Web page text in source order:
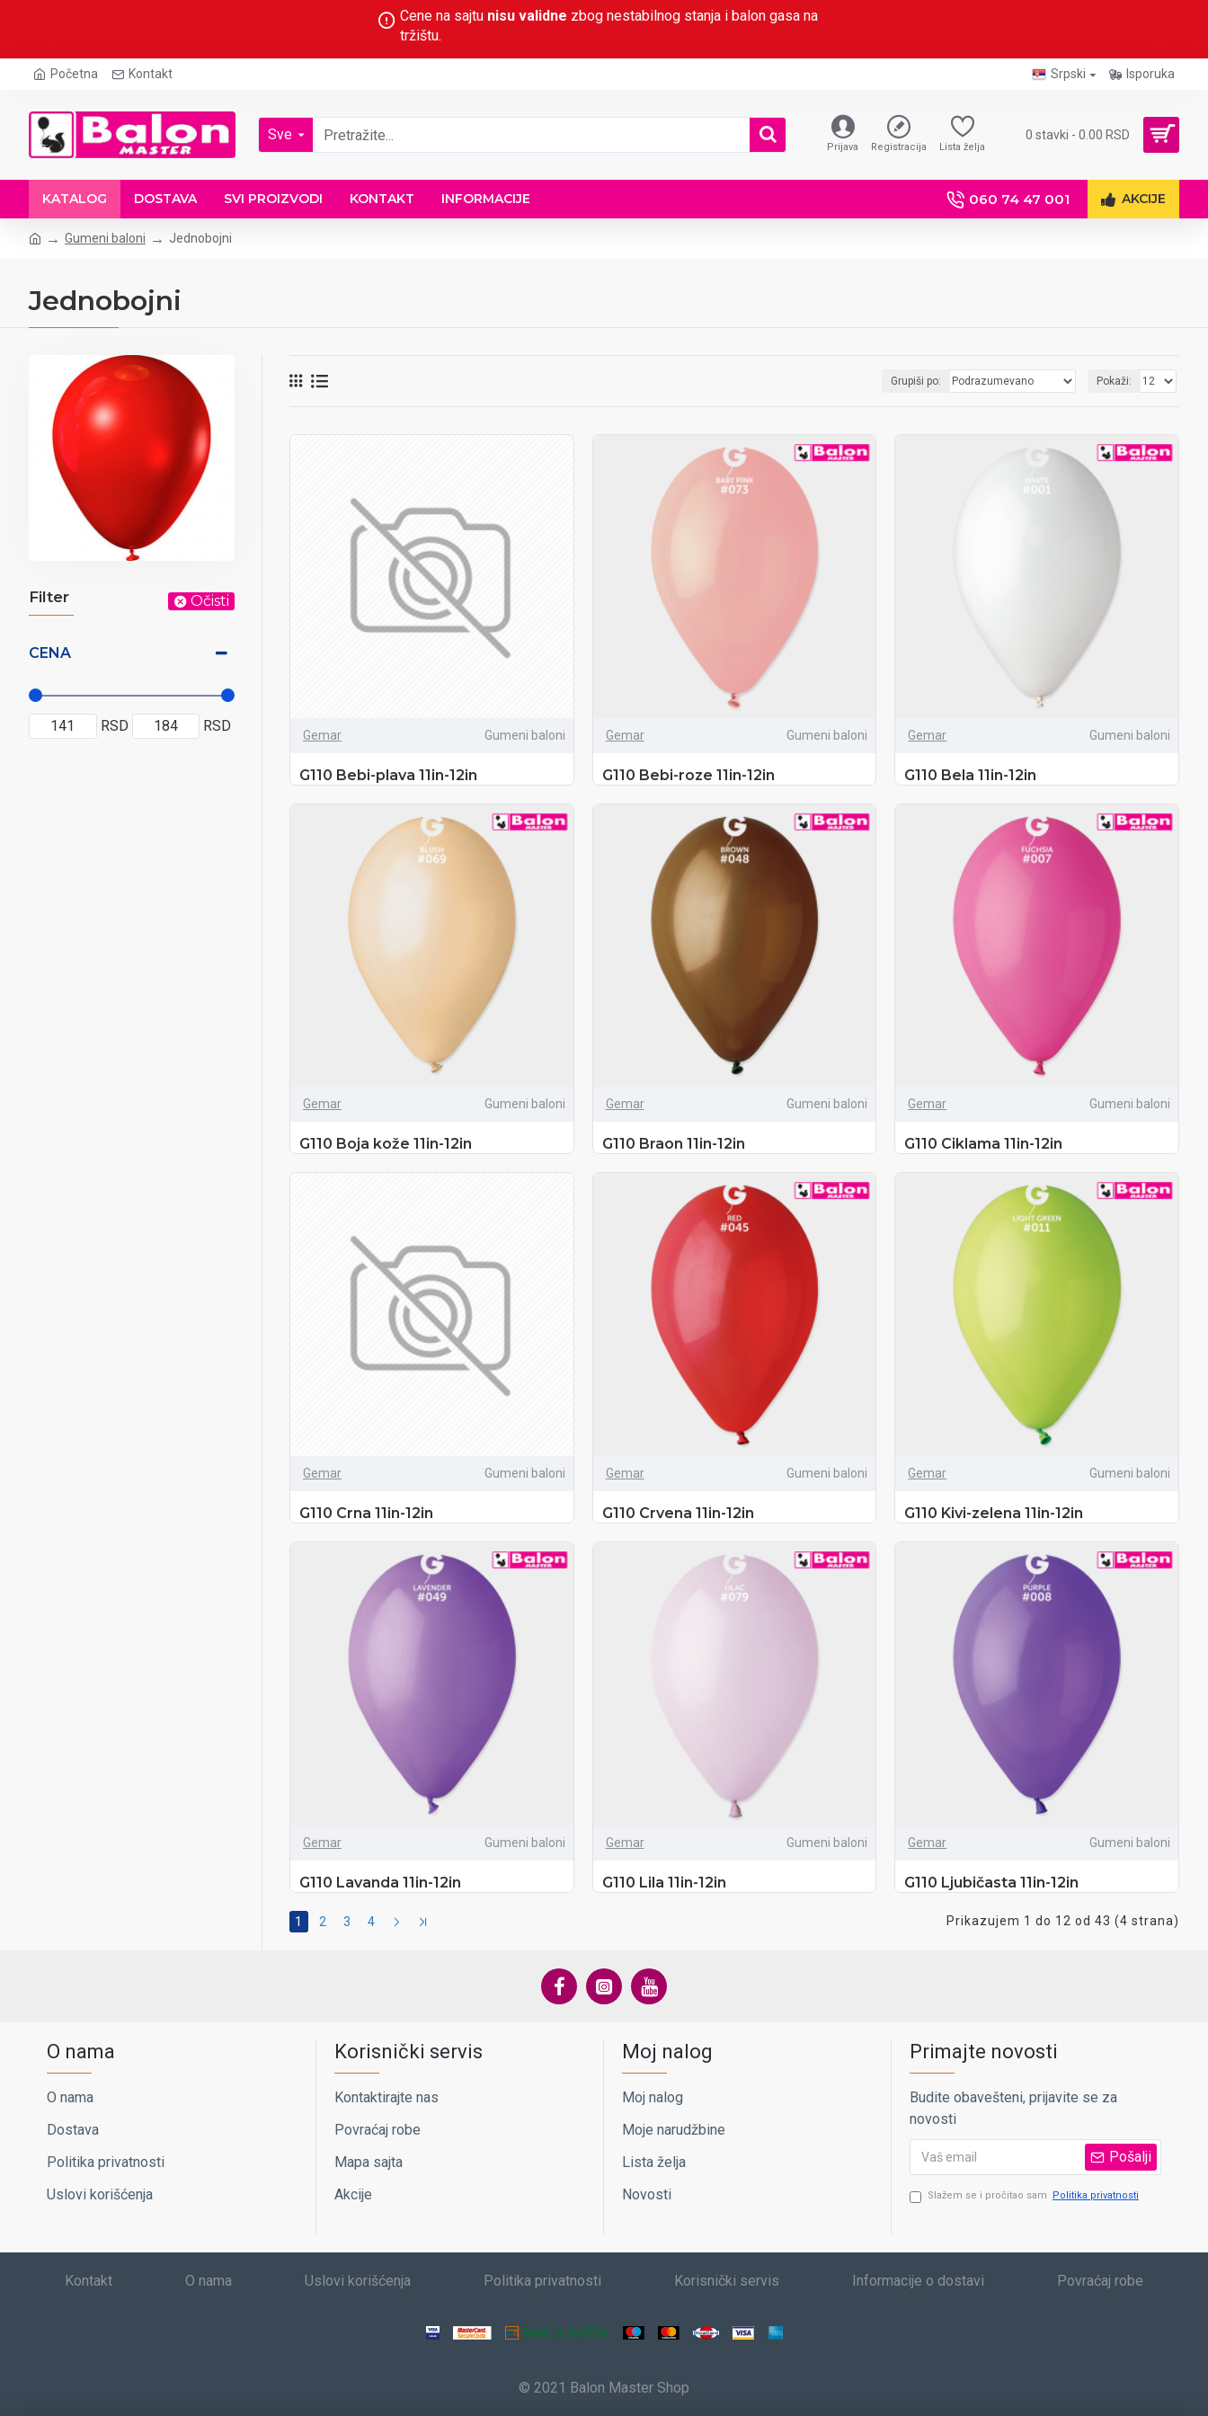
Cene na sajtu nisu validne zbog nestabilnog stanja i balon gasa na
tržištu.
Početna Kontakt Srpski Isporuka
Sve
Prijava Registracija Lista želja
0 stavki - 0.00 RSD
KATALOG DOSTAVA SVI PROIZVODI KONTAKT INFORMACIJE 060 74 47 001 AKCIJE
Gumeni baloni Jednobojni
Jednobojni
Filter Očisti
CENA
RSD RSD
Grupiši po: Pokaži:
Gemar Gumeni baloni
G110 Bebi-plava 11in-12in
Gemar Gumeni baloni
G110 Bebi-roze 11in-12in
Gemar Gumeni baloni
G110 Bela 11in-12in
Gemar Gumeni baloni
G110 Boja kože 11in-12in
Gemar Gumeni baloni
G110 Braon 11in-12in
Gemar Gumeni baloni
G110 Ciklama 11in-12in
Gemar Gumeni baloni
G110 Crna 11in-12in
Gemar Gumeni baloni
G110 Crvena 11in-12in
Gemar Gumeni baloni
G110 Kivi-zelena 11in-12in
Gemar Gumeni baloni
G110 Lavanda 11in-12in
Gemar Gumeni baloni
G110 Lila 11in-12in
Gemar Gumeni baloni
G110 Ljubičasta 11in-12in
1 2 3 4 Prikazujem 1 do 12 od 43 (4 strana)
O nama
O nama
Dostava
Politika privatnosti
Uslovi korišćenja
Korisnički servis
Kontaktirajte nas
Povraćaj robe
Mapa sajta
Akcije
Moj nalog
Moj nalog
Moje narudžbine
Lista želja
Novosti
Primajte novosti
Budite obavešteni, prijavite se za
novosti
Pošalji
Slažem se i pročitao sam Politika privatnosti
Kontakt O nama Uslovi korišćenja Politika privatnosti Korisnički servis Informacije o dostavi Povraćaj robe
© 2021 Balon Master Shop